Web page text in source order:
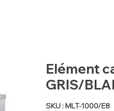
Elément
GRIS/
SKU : MLT-1000/E8